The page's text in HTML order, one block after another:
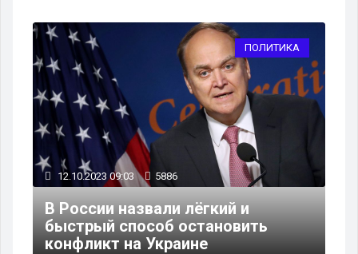
ПОЛИТИКА
12.10.2023 09:03 5886
В России назвали лёгкий и
быстрый способ остановить
конфликт на Украине